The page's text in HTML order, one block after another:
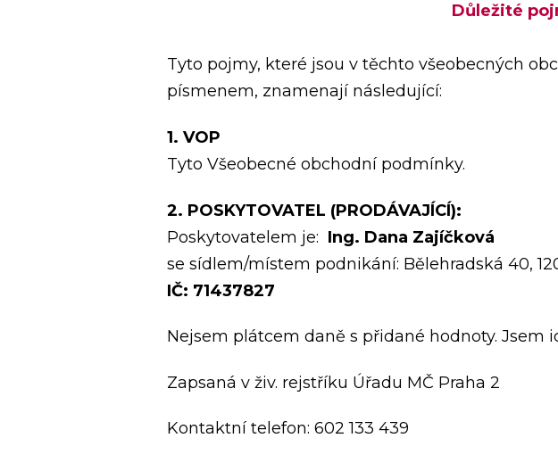
Důležité
Tyto pojmy, které jsou v těchto všeobecných
písmenem, znamenají následující:
1. VOP
Tyto Všeobecné obchodní podmínky.
2. POSKYTOVATEL (PRODÁVAJÍCÍ):
Poskytovatelem je: Ing. Dana Zajíčková
se sídlem/místem podnikání: Bělehradská 40,
IČ: 71437827
Nejsem plátcem daně s přidané hodnoty. Jsem
Zapsaná v živ. rejstříku Úřadu MČ Praha 2
Kontaktní telefon: 602 133 439